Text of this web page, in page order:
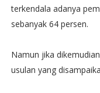
terkendala adanya
sebanyak 64 persen.
Namun jika
usulan yang